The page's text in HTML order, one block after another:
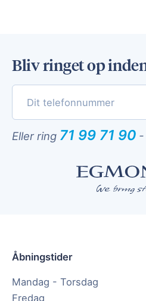
Bliv ringet op
Eller ring 71 99 71 90 -
Åbningstider
Mandag - Torsdag
Fredag